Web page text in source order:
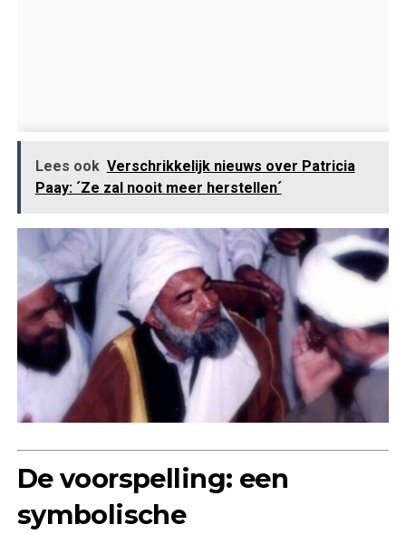
Lees ook Verschrikkelijk nieuws over Patricia
Paay: ´Ze zal nooit meer herstellen´
De voorspelling: een
symbolische